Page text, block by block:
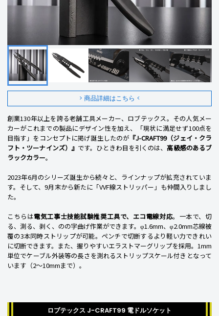
> 商品詳細はこちら <
創業130年以上を誇る老舗工具メーカー、ロブテックス。その人気メー
カーがこれまでの製品にデザイン性を加え、「現状に満足せず100点を
目指す」をコンセプトに掲げ誕生したのが 『J-CRAFT99（ジェイ・クラ
フト・ツーナインズ）』 です。ひときわ目を引くのは、 高級感のあるブ
ラックカラー。
2023年6月のシリーズ誕生から続々と、ラインナップが拡充されていま
す。そして、9月末から新たに「VVF線ストリッパー」も仲間入りしまし
た。
こちらは電気工事士技能試験推奨工具で、エコ電線対応。一本で、切
る、測る、剥く、のの字曲げ作業ができます。φ1.6mm、φ2.0mm芯線被
覆の3本同時ストリップが可能。ペンチで切断するより軽い力できれい
に切断できます。また、握りやすいエラストマーグリップを採用。1mm
単位でケーブル外装等の長さを測れるストリップスケール付きとなって
います（2～10mmまで）。
ロブテックス J-CRAFT99 電ドルソケット